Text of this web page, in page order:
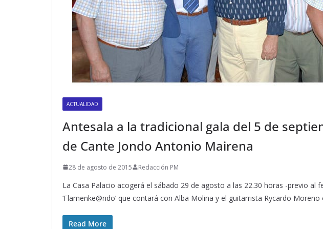
ACTUALIDAD
Antesala a la tradicional gala del 5 de
de Cante Jondo Antonio Mairena
28 de agosto de 2015 Redacción PM
La Casa Palacio acogerá el sábado 29 de agosto a las 22.30 horas -previo al
‘Flamenke@ndo’ que contará con Alba Molina y el guitarrista Rycardo
Read More